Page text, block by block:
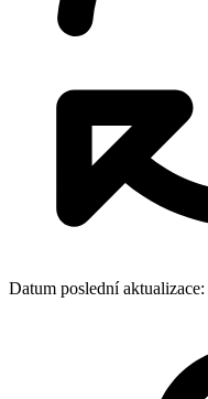
Datum poslední aktualizace: